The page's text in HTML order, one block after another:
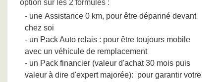
option sur les 2 formules :
- une Assistance 0 km, pour être dépanné devant
chez soi
- un Pack Auto relais : pour être toujours mobile
avec un véhicule de remplacement
- un Pack financier (valeur d'achat 30 mois puis
valeur à dire d'expert majorée): pour garantir votre